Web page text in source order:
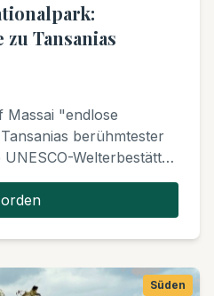
Tansanias
Massai "endlose
berühmtester
Welterbestätte.
Großen Migration
bietet
auf 14.750 km²
die eine
von Wildtieren
Süden